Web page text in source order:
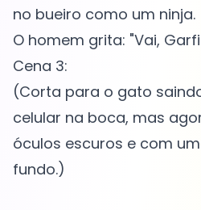
no bueiro como um ninja.
O homem grita: "Vai,
Cena 3:
(Corta para o gato
celular na boca, mas
óculos escuros e com
fundo.)